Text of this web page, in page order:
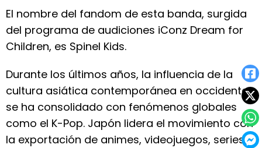
El nombre del fandom de esta banda, surgida
del programa de audiciones iConz Dream for
Children, es Spinel Kids.
Durante los últimos años, la influencia de la
cultura asiática contemporánea en occidente
se ha consolidado con fenómenos globales
como el K-Pop. Japón lidera el movimiento con
la exportación de animes, videojuegos, series